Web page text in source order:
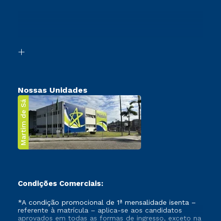
Transferência
Nossas Unidades
Martim de Sá
Condições Comerciais:
*A condição promocional de 1ª mensalidade isenta –
referente à matrícula – aplica-se aos candidatos
aprovados em todas as formas de ingresso, exceto na